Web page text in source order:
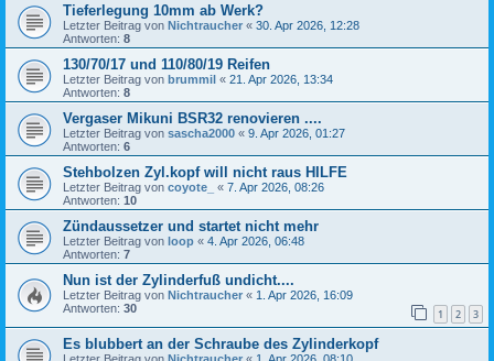
Tieferlegung 10mm ab Werk?
Letzter Beitrag von Nichtraucher « 30. Apr 2026, 12:28
Antworten: 8
130/70/17 und 110/80/19 Reifen
Letzter Beitrag von brummil « 21. Apr 2026, 13:34
Antworten: 8
Vergaser Mikuni BSR32 renovieren ....
Letzter Beitrag von sascha2000 « 9. Apr 2026, 01:27
Antworten: 6
Stehbolzen Zyl.kopf will nicht raus HILFE
Letzter Beitrag von coyote_ « 7. Apr 2026, 08:26
Antworten: 10
Zündaussetzer und startet nicht mehr
Letzter Beitrag von loop « 4. Apr 2026, 06:48
Antworten: 7
Nun ist der Zylinderfuß undicht....
Letzter Beitrag von Nichtraucher « 1. Apr 2026, 16:09
Antworten: 30 1 2 3
Es blubbert an der Schraube des Zylinderkopf